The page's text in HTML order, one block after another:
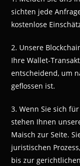
sichten jede
kostenlose
2. Unsere
Ihre Wallet-
entscheidend, um
geflossen ist.
3. Wenn Sie sich
stehen Ihnen
Maisch zur Seite.
juristischen
bis zur